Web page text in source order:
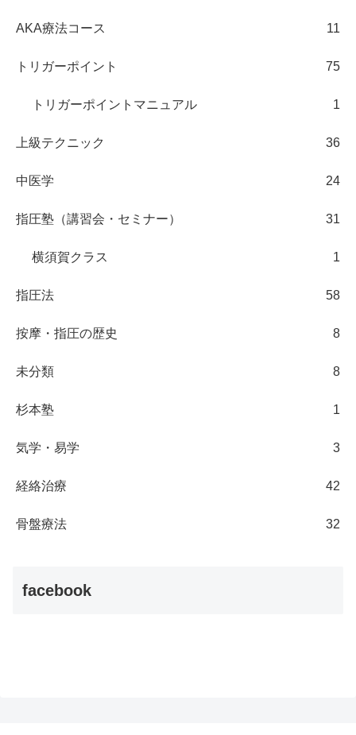
AKA療法コース 11
トリガーポイント 75
トリガーポイントマニュアル 1
上級テクニック 36
中医学 24
指圧塾（講習会・セミナー） 31
横須賀クラス 1
指圧法 58
按摩・指圧の歴史 8
未分類 8
杉本塾 1
気学・易学 3
経絡治療 42
骨盤療法 32
facebook